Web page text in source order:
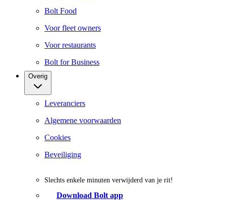
Bolt Food
Voor fleet owners
Voor restaurants
Bolt for Business
Overig
Leveranciers
Algemene voorwaarden
Cookies
Beveiliging
Slechts enkele minuten verwijderd van je rit!
Download Bolt app